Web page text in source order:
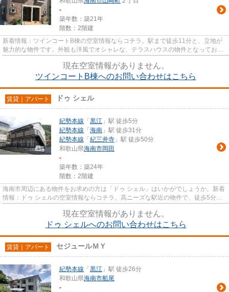
-
築年数：築21年
階数：2階建
新着情報：ツインコートB棟の空室情報ならコチラ。駅まで徒歩11分と、立地が
魅力的な物件です。外観も洋風でオシャレな、テラスハウスの物件となっており
現在空室情報がありません。
ツインコートB棟へのお問い合わせはこちら
賃貸｜アパート ドゥ シェル
紀勢本線 「 黒江 」駅 徒歩5分
紀勢本線 「 海南 」駅 徒歩31分
紀勢本線 「 紀三井寺 」駅 徒歩50分
和歌山県海南市岡田
-
築年数：築24年
階数：2階建
海南市周辺にある物件をお求めの方は「ドゥ シェル」はいかがでしょうか。新着
情報：ドゥ シェルの空室情報ならコチラ。高ニーズな駅近の物件で、徒歩5分で
現在空室情報がありません。
ドゥ シェルへのお問い合わせはこちら
賃貸｜アパート セジュールＭＹ
紀勢本線 「 黒江 」駅 徒歩26分
和歌山県海南市船尾
-